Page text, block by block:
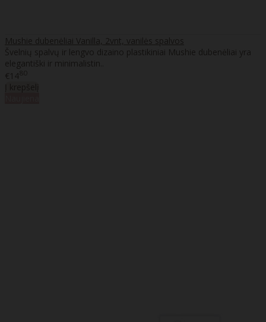
Mushie dubenėliai Vanilla, 2vnt, vanilės spalvos
Švelnių spalvų ir lengvo dizaino plastikiniai Mushie dubenėliai yra
elegantiški ir minimalistin..
€1480